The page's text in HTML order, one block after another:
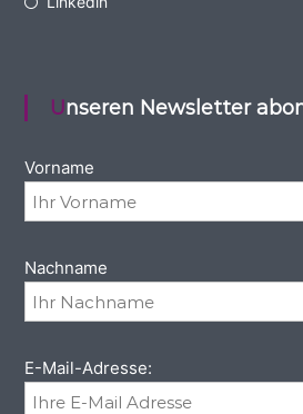
Unseren Newsletter
Vorname
Nachname
E-Mail-Adresse: